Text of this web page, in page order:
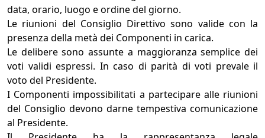
data, orario, luogo e ordine del giorno.
Le riunioni del Consiglio Direttivo sono valide con la
presenza della metà dei Componenti in carica.
Le delibere sono assunte a maggioranza semplice dei
voti validi espressi. In caso di parità di voti prevale il
voto del Presidente.
I Componenti impossibilitati a partecipare alle riunioni
del Consiglio devono darne tempestiva comunicazione
al Presidente.